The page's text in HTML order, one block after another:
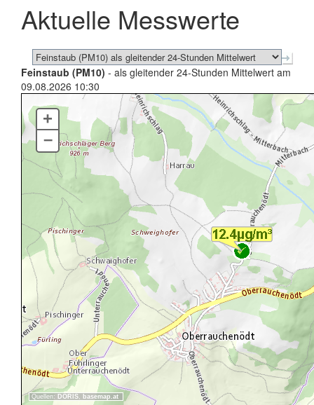
schließen
Aktuelle Messwerte
Feinstaub (PM10) - als gleitender 24-Stunden Mittelwert am
09.08.2026 10:30
Quellen: DORIS, basemap.at
+
–